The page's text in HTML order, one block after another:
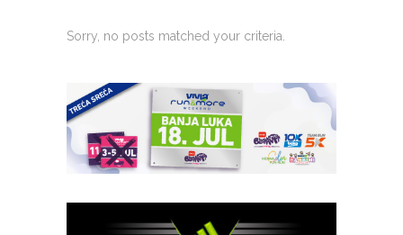
Sorry, no posts matched your criteria.